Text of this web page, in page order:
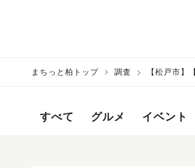
まちっと柏トップ 調査
【松戸市】
すべて グルメ イベント